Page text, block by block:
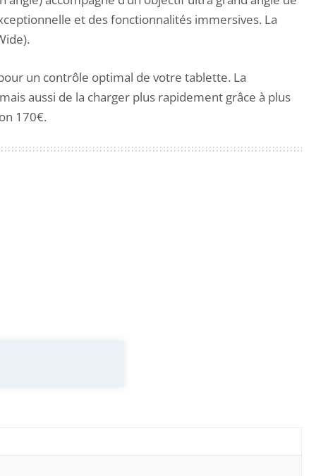
et des fonctionnalités immersives. La
un contrôle optimal de votre tablette. La
aussi de la charger plus rapidement grâce à plus
170€.